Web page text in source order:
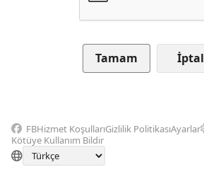
İptal
FBHizmet KoşullarıGizlilik PolitikasıAyarlar
Kötüye Kullanım Bildir